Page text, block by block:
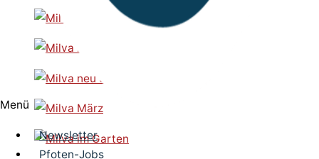
Menü
Newsletter
Pfoten-Jobs